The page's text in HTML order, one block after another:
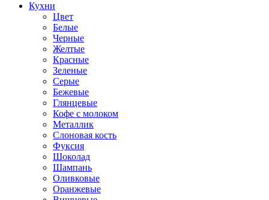
Кухни
Цвет
Белые
Черные
Желтые
Красные
Зеленые
Серые
Бежевые
Глянцевые
Кофе с молоком
Металлик
Слоновая кость
Фуксия
Шоколад
Шампань
Оливковые
Оранжевые